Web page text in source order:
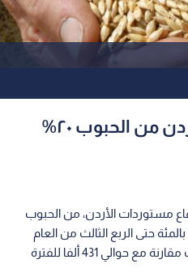
ارتفاع مستوردات الأردن من الحبوب ٢٠%
مستوردات الأردن، من الحبوب
الواردة عبر ميناء العقبة بواقع 20 بالمئة حتى الربع الثالث من العام
الحالي، إلى نحو 518 ألف طن حبوب مقارنة مع حوالي 431 ألفا للفترة